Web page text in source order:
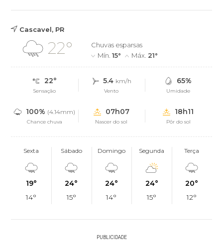
Cascavel, PR
22°
Chuvas esparsas
Mín.15° Máx. 21°
22°
Sensação
5.4 km/h
Vento
65%
Umidade
100% (4.14mm)
Chance chuva
07h07
Nascer do sol
18h11
Pôr do sol
Sexta
19°
14°
Sábado
24°
15°
Domingo
24°
14°
Segunda
24°
15°
Terça
20°
12°
PUBLICIDADE